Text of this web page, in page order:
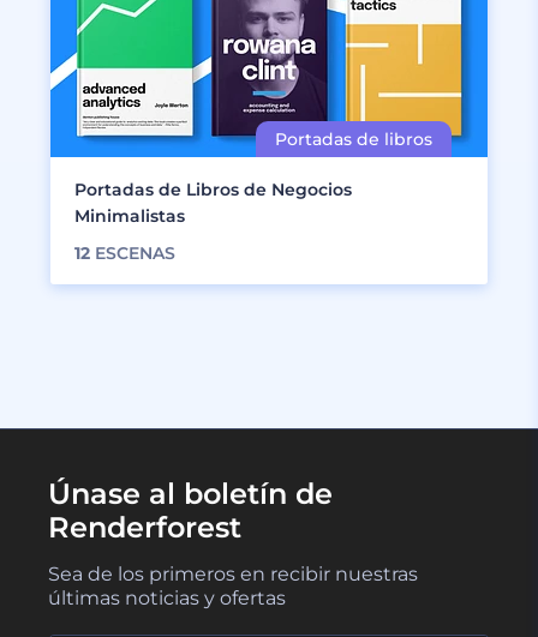
Portadas de Libros de Negocios
Minimalistas
12 ESCENAS
Únase al boletín de
Renderforest
Sea de los primeros en recibir nuestras
últimas noticias y ofertas